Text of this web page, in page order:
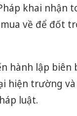
khai nhận
về để đốt
hành lập
hiện trường
luật.